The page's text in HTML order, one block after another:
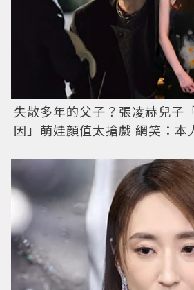
失散多年的父子？張凌赫兒子
因」萌娃顏值太搶戲 網笑：本